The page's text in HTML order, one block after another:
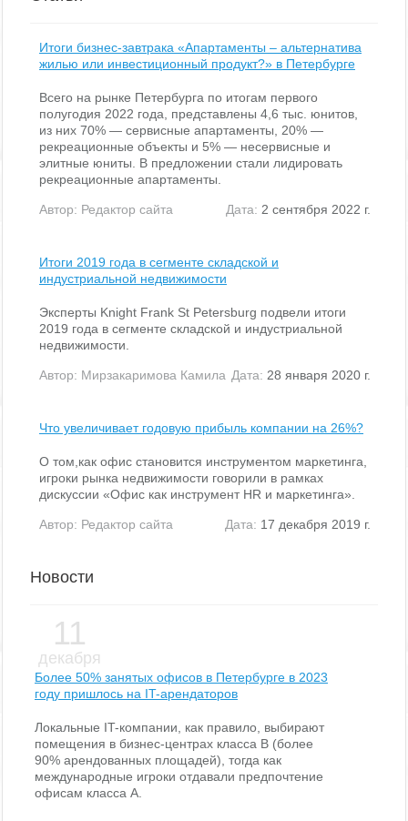
Итоги бизнес-завтрака «Апартаменты – альтернатива
жилью или инвестиционный продукт?» в Петербурге
Всего на рынке Петербурга по итогам первого
полугодия 2022 года, представлены 4,6 тыс. юнитов,
из них 70% — сервисные апартаменты, 20% —
рекреационные объекты и 5% — несервисные и
элитные юниты. В предложении стали лидировать
рекреационные апартаменты.
Автор: Редактор сайта Дата: 2 сентября 2022 г.
Итоги 2019 года в сегменте складской и
индустриальной недвижимости
Эксперты Knight Frank St Petersburg подвели итоги
2019 года в сегменте складской и индустриальной
недвижимости.
Автор: Мирзакаримова Камила Дата: 28 января 2020 г.
Что увеличивает годовую прибыль компании на 26%?
О том,как офис становится инструментом маркетинга,
игроки рынка недвижимости говорили в рамках
дискуссии «Офис как инструмент HR и маркетинга».
Автор: Редактор сайта Дата: 17 декабря 2019 г.
Новости
11
декабря
Более 50% занятых офисов в Петербурге в 2023
году пришлось на IT-арендаторов
Локальные IT-компании, как правило, выбирают
помещения в бизнес-центрах класса В (более
90% арендованных площадей), тогда как
международные игроки отдавали предпочтение
офисам класса А.